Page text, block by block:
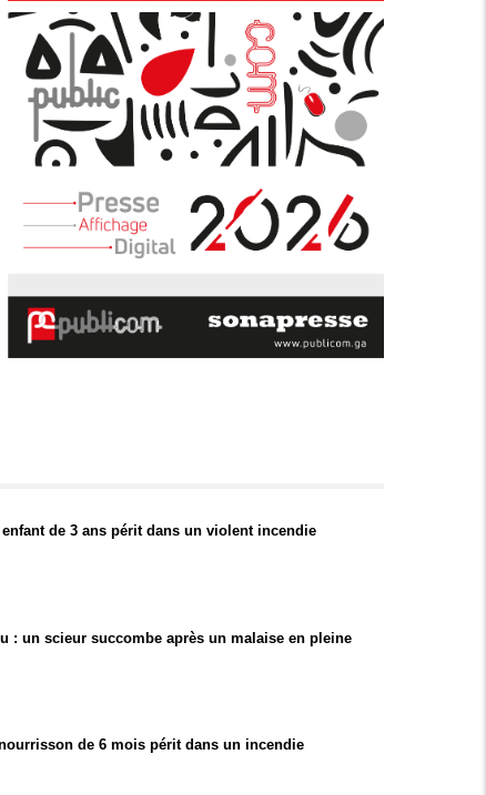
de 3 ans périt dans un violent incendie
: un scieur succombe après un malaise en pleine
de 6 mois périt dans un incendie